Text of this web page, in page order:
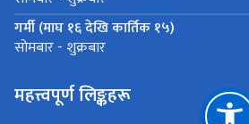
गर्मी (माघ १६ देखि कार्तिक १५)
सोमबार - शुक्रबार
महत्त्वपूर्ण लिङ्कहरू